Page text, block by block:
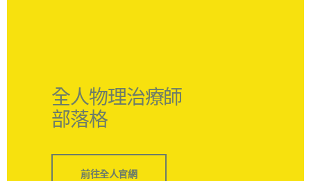
全人物理治療師
部落格
前往全人官網